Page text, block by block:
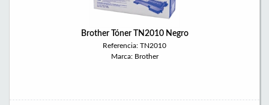
Brother Tóner TN2010 Negro
Referencia: TN2010
Marca: Brother